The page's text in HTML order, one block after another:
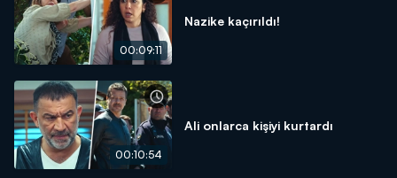
00:09:11
Nazike kaçırıldı!
00:10:54
Ali onlarca kişiyi kurtardı